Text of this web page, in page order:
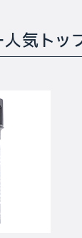
人気ト